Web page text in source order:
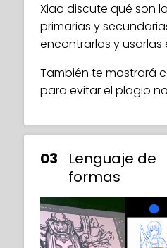
Xiao discute qué son
primarias y
encontrarlas y
También te mostrará
para evitar el plagio
03
Lenguaje de
formas